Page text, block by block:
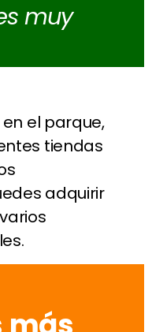
muy
el parque,
tiendas
adquirir